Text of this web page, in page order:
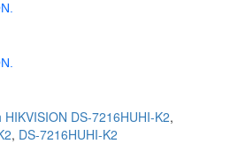
DS-7216HUHI-K2,
, DS-7216HUHI-K2